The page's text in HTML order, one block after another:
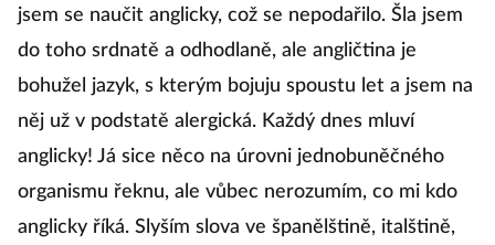
jsem se naučit anglicky, což se nepodařilo. Šla jsem
do toho srdnatě a odhodlaně, ale angličtina je
bohužel jazyk, s kterým bojuju spoustu let a jsem na
něj už v podstatě alergická. Každý dnes mluví
anglicky! Já sice něco na úrovni jednobuněčného
organismu řeknu, ale vůbec nerozumím, co mi kdo
anglicky říká. Slyším slova ve španělštině, italštině,